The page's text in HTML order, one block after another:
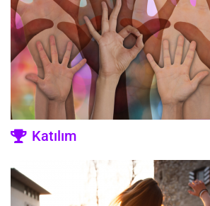
Katılım